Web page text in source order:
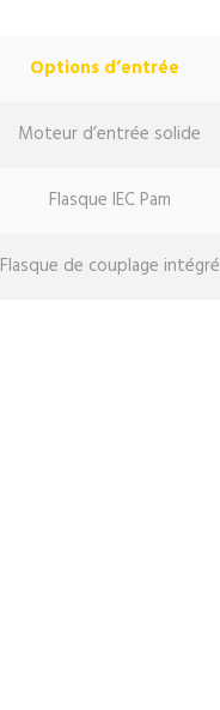
Options d’entrée
Moteur d’entrée solide
Flasque IEC Pam
Flasque de couplage intégré